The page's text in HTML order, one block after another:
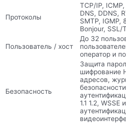
Протоколы
TCP/IP,
DNS, DDNS,
SMTP, IGMP,
Bonjour, SSL/
Пользователь / хост
До 32
оператор и
Безопасность
Защита
шифрование
адресов,
1.1 1.2,